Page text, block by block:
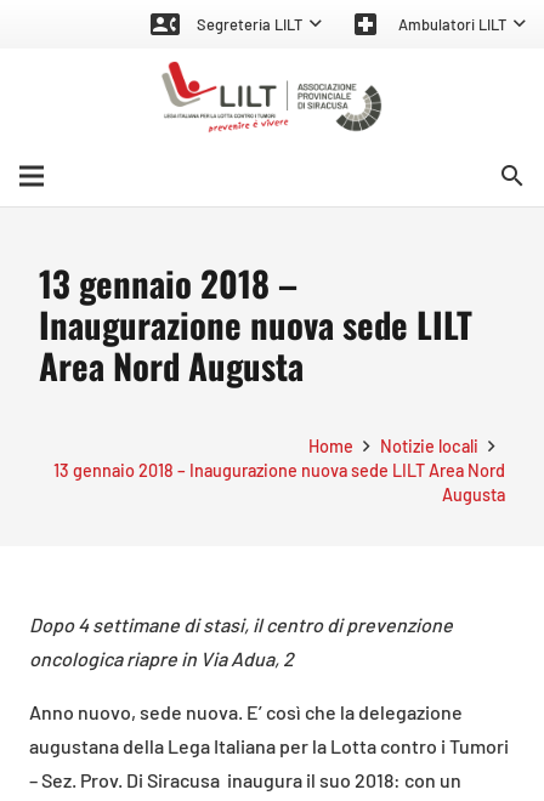
contact_phone Segreteria LILT local_hospital Ambulatori LILT
search
13 gennaio 2018 –
Inaugurazione nuova sede LILT
Area Nord Augusta
Home
Notizie locali
13 gennaio 2018 – Inaugurazione nuova sede LILT Area Nord
Augusta
Dopo 4 settimane di stasi, il centro di prevenzione
oncologica riapre in Via Adua, 2
Anno nuovo, sede nuova. E’ così che la delegazione
augustana della Lega Italiana per la Lotta contro i Tumori
– Sez. Prov. Di Siracusa inaugura il suo 2018: con un